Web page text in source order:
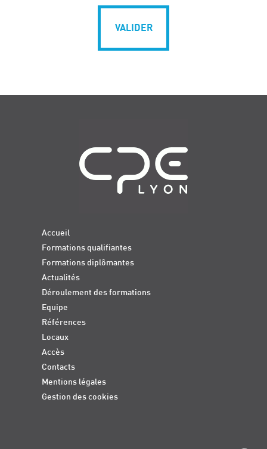
VALIDER
Accueil
Formations qualifiantes
Formations diplômantes
Actualités
Déroulement des formations
Equipe
Références
Locaux
Accès
Contacts
Mentions légales
Gestion des cookies